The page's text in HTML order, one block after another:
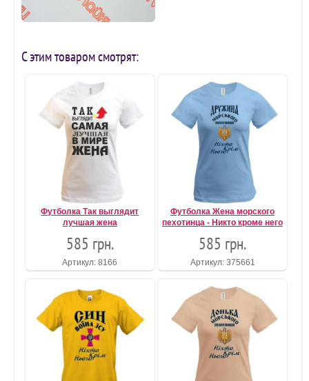
С этим товаром смотрят:
Футболка Так выглядит
лучшая жена
585 грн.
Артикул: 8166
Футболка Жена морского
пехотинца - Никто кроме него
585 грн.
Артикул: 375661